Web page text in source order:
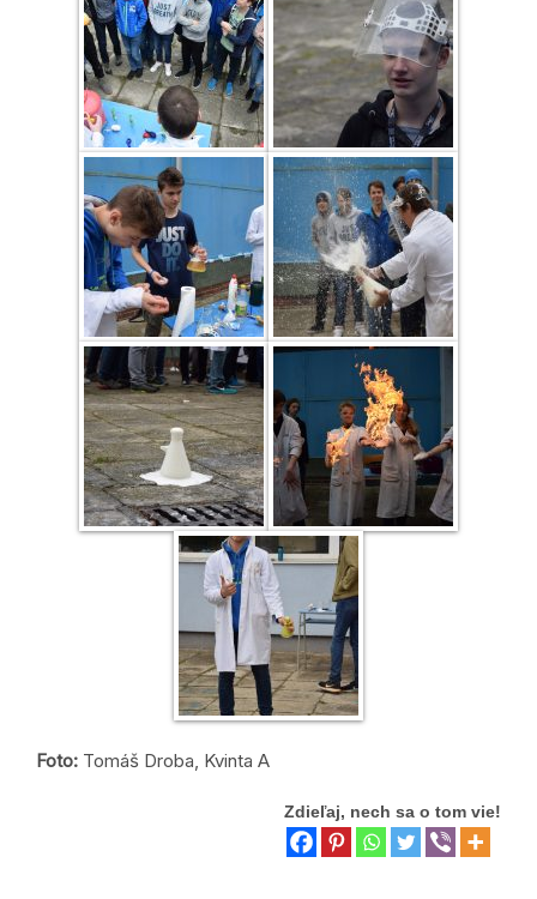
Foto: Tomáš Droba, Kvinta A
Zdieľaj, nech sa o tom vie!